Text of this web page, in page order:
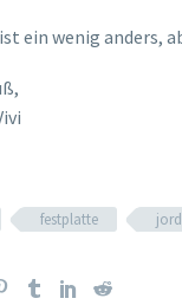
ein wenig anders,
festplatte